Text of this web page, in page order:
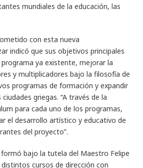
mundiales de la educación, las
con esta nueva
indicó que sus objetivos principales
ya existente, mejorar la
y multiplicadores bajo la filosofía de
programas de formación y expandir
griegas. “A través de la
para cada uno de los programas,
el desarrollo artístico y educativo de
del proyecto”.
formó bajo la tutela del Maestro Felipe
cursos de dirección con